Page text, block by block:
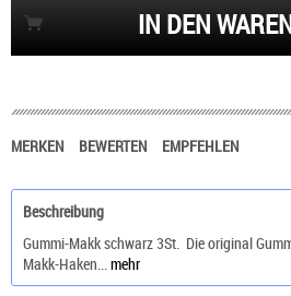
IN DEN
MERKEN BEWERTEN EMPFEHLEN
Beschreibung
Gummi-Makk schwarz 3St. Die original
Makk-Haken...mehr